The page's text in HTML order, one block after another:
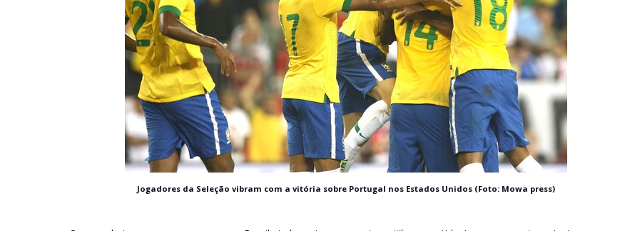
Jogadores da Seleção vibram com a vitória sobre Portugal nos Estados Unidos (Foto: Mowa press)